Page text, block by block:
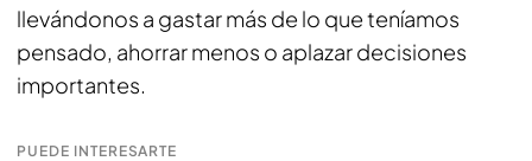
llevándonos a gastar más de lo que teníamos
pensado, ahorrar menos o aplazar decisiones
importantes.
PUEDE INTERESARTE